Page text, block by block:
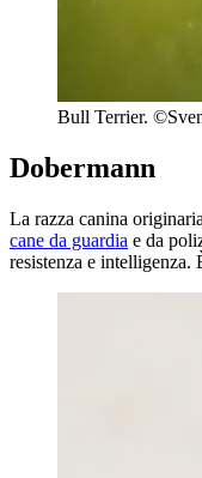
Bull Terrier.
Dobermann
La razza canina
cane da guardia e da
resistenza e intelligenza.